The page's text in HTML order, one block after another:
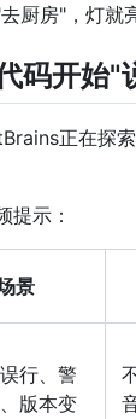
厨房"，灯就
码开始"
正在探索
提示：
景
行、警
版本变